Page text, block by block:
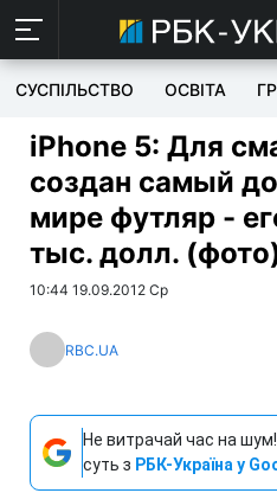
СУСПІЛЬСТВО ОСВІТА
iPhone 5: Для
создан самый
мире футляр -
тыс. долл.
10:44 19.09.2012 Ср
RBC.UA
Не витрачай час на
суть з РБК-Україна у